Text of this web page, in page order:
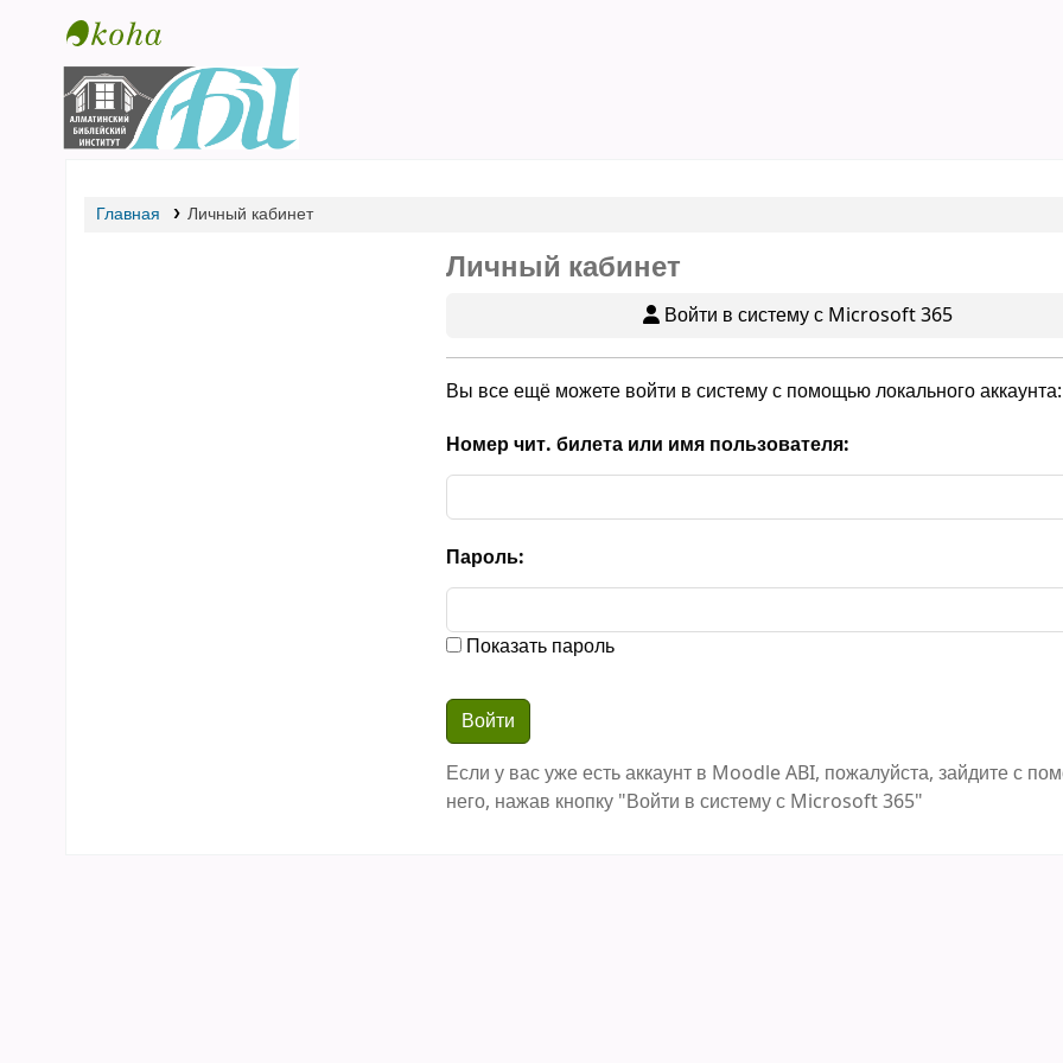
Библиотека АБИ
Главная Личный кабинет
Личный кабинет
Войти в систему с Microsoft 365
Вы все ещё можете войти в систему с помощью локального аккаунта:
Номер чит. билета или имя пользователя:
Пароль:
Показать пароль
Если у вас уже есть аккаунт в Moodle ABI, пожалуйста, зайдите с
него, нажав кнопку "Войти в систему с Microsoft 365"